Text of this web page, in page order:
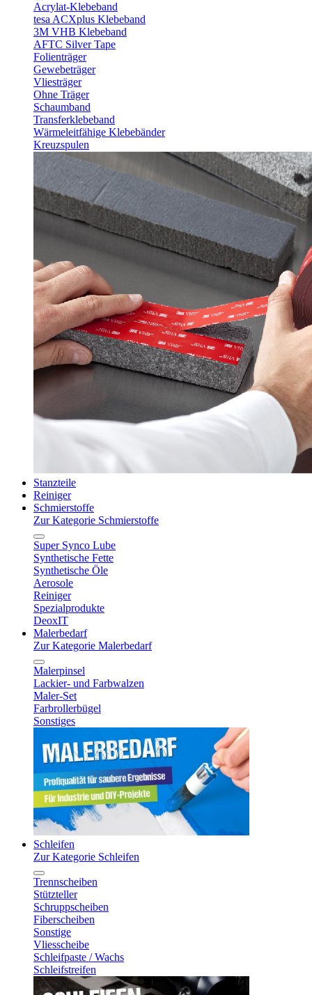
Acrylat-Klebeband
tesa ACXplus Klebeband
3M VHB Klebeband
AFTC Silver Tape
Folienträger
Gewebeträger
Vliesträger
Ohne Träger
Schaumband
Transferklebeband
Wärmeleitfähige Klebebänder
Kreuzspulen
Stanzteile
Reiniger
Schmierstoffe
Zur Kategorie Schmierstoffe
Super Synco Lube
Synthetische Fette
Synthetische Öle
Aerosole
Reiniger
Spezialprodukte
DeoxIT
Malerbedarf
Zur Kategorie Malerbedarf
Malerpinsel
Lackier- und Farbwalzen
Maler-Set
Farbrollerbügel
Sonstiges
Schleifen
Zur Kategorie Schleifen
Trennscheiben
Stützteller
Schruppscheiben
Fiberscheiben
Sonstige
Vliesscheibe
Schleifpaste / Wachs
Schleifstreifen